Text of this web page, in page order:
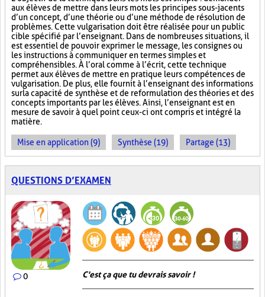
aux élèves de mettre dans leurs mots les principes sous-jacents
d’un concept, d’une théorie ou d’une méthode de résolution de
problèmes. Cette vulgarisation doit être réalisée pour un public
cible spécifié par l’enseignant. Dans de nombreuses situations, il
est essentiel de pouvoir exprimer le message, les consignes ou
les instructions à communiquer en termes simples et
compréhensibles. À l’oral comme à l’écrit, cette technique
permet aux élèves de mettre en pratique leurs compétences de
vulgarisation. De plus, elle fournit à l’enseignant des informations
sur la capacité de synthèse et de reformulation des théories et des
concepts importants par les élèves. Ainsi, l’enseignant est en
mesure de savoir à quel point ceux-ci ont compris et intégré la
matière.
Mise en application (9) Synthèse (19) Partage (13)
QUESTIONS D’EXAMEN
0 C'est ça que tu devrais savoir !